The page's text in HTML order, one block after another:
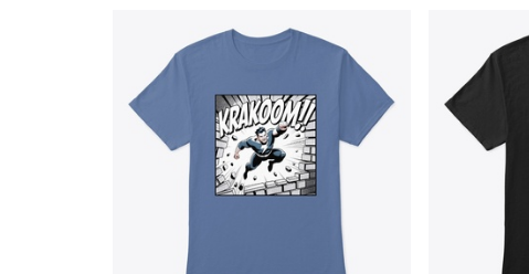
Artikel